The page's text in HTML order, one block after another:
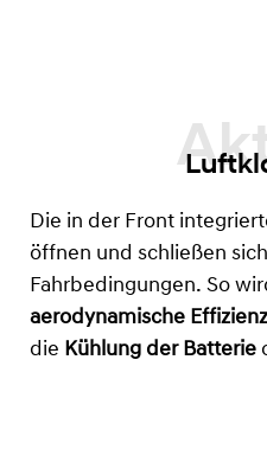
Die in der Front
öffnen und schließen
Fahrbedingungen. So
aerodynamische Effizienz
die Kühlung der Batterie